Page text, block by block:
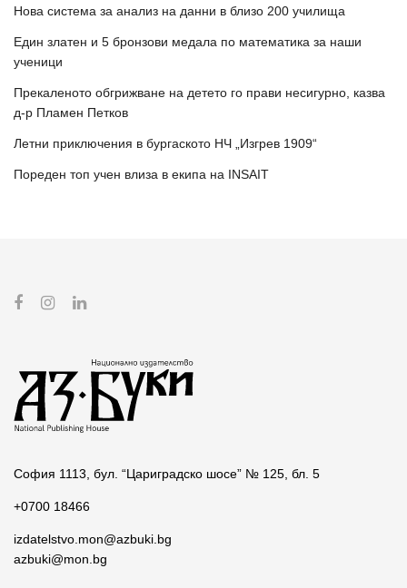
Нова система за анализ на данни в близо 200 училища
Един златен и 5 бронзови медала по математика за наши
ученици
Прекаленото обгрижване на детето го прави несигурно, казва
д-р Пламен Петков
Летни приключения в бургаското НЧ „Изгрев 1909“
Пореден топ учен влиза в екипа на INSAIT
София 1113, бул. “Цариградско шосе” № 125, бл. 5
+0700 18466
izdatelstvo.mon@azbuki.bg
azbuki@mon.bg